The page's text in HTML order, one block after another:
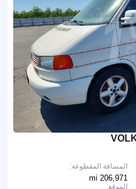
المسافة المقطوعة:
206,971 mi
الموقع: